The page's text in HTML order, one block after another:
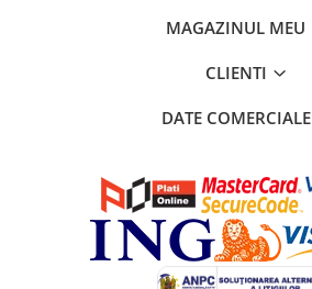
MAGAZINUL MEU
CLIENTI
DATE COMERCIALE